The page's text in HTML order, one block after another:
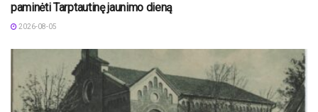
paminėti Tarptautinę jaunimo dieną
2026-08-05